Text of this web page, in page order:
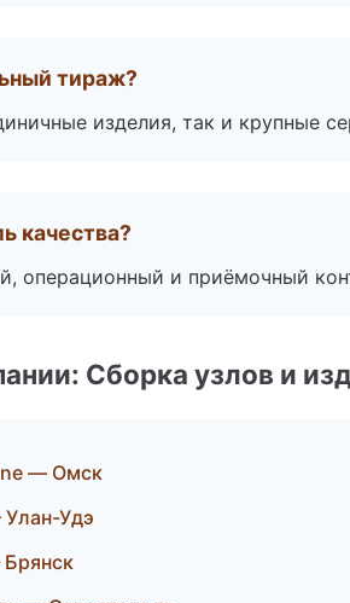
тираж?
изделия, так и крупные
качества?
операционный и приёмочный
Сборка узлов и
— Омск
Удэ